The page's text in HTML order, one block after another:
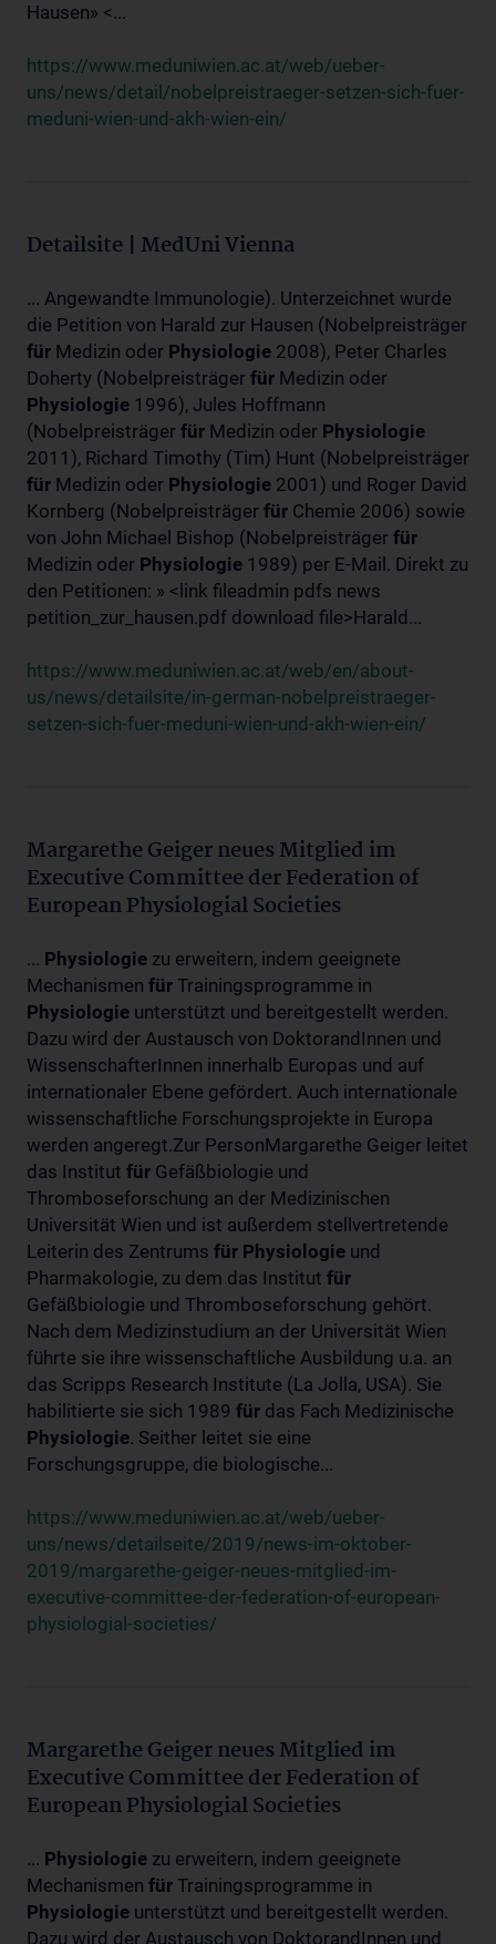
Hausen» <...
https://www.meduniwien.ac.at/web/ueber-
uns/news/detail/nobelpreistraeger-setzen-sich-fuer-
meduni-wien-und-akh-wien-ein/
Detailsite | MedUni Vienna
... Angewandte Immunologie). Unterzeichnet wurde
die Petition von Harald zur Hausen (Nobelpreisträger
für Medizin oder Physiologie 2008), Peter Charles
Doherty (Nobelpreisträger für Medizin oder
Physiologie 1996), Jules Hoffmann
(Nobelpreisträger für Medizin oder Physiologie
2011), Richard Timothy (Tim) Hunt (Nobelpreisträger
für Medizin oder Physiologie 2001) und Roger David
Kornberg (Nobelpreisträger für Chemie 2006) sowie
von John Michael Bishop (Nobelpreisträger für
Medizin oder Physiologie 1989) per E-Mail. Direkt zu
den Petitionen: » <link fileadmin pdfs news
petition_zur_hausen.pdf download file>Harald...
https://www.meduniwien.ac.at/web/en/about-
us/news/detailsite/in-german-nobelpreistraeger-
setzen-sich-fuer-meduni-wien-und-akh-wien-ein/
Margarethe Geiger neues Mitglied im
Executive Committee der Federation of
European Physiologial Societies
... Physiologie zu erweitern, indem geeignete
Mechanismen für Trainingsprogramme in
Physiologie unterstützt und bereitgestellt werden.
Dazu wird der Austausch von DoktorandInnen und
WissenschafterInnen innerhalb Europas und auf
internationaler Ebene gefördert. Auch internationale
wissenschaftliche Forschungsprojekte in Europa
werden angeregt.Zur PersonMargarethe Geiger leitet
das Institut für Gefäßbiologie und
Thromboseforschung an der Medizinischen
Universität Wien und ist außerdem stellvertretende
Leiterin des Zentrums für Physiologie und
Pharmakologie, zu dem das Institut für
Gefäßbiologie und Thromboseforschung gehört.
Nach dem Medizinstudium an der Universität Wien
führte sie ihre wissenschaftliche Ausbildung u.a. an
das Scripps Research Institute (La Jolla, USA). Sie
habilitierte sie sich 1989 für das Fach Medizinische
Physiologie. Seither leitet sie eine
Forschungsgruppe, die biologische...
https://www.meduniwien.ac.at/web/ueber-
uns/news/detailseite/2019/news-im-oktober-
2019/margarethe-geiger-neues-mitglied-im-
executive-committee-der-federation-of-european-
physiologial-societies/
Margarethe Geiger neues Mitglied im
Executive Committee der Federation of
European Physiologial Societies
... Physiologie zu erweitern, indem geeignete
Mechanismen für Trainingsprogramme in
Physiologie unterstützt und bereitgestellt werden.
Dazu wird der Austausch von DoktorandInnen und